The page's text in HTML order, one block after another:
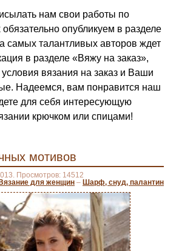
нам свои работы по
опубликуем в разделе
самых талантливых авторов ждет
в разделе «Вяжу на заказ»,
вязания на заказ и Ваши
Надеемся, вам понравится наш
для себя интересующую
крючком или спицами!
мотивов
Просмотров: 14512
Вязание для женщин – Шарф, снуд, палантин